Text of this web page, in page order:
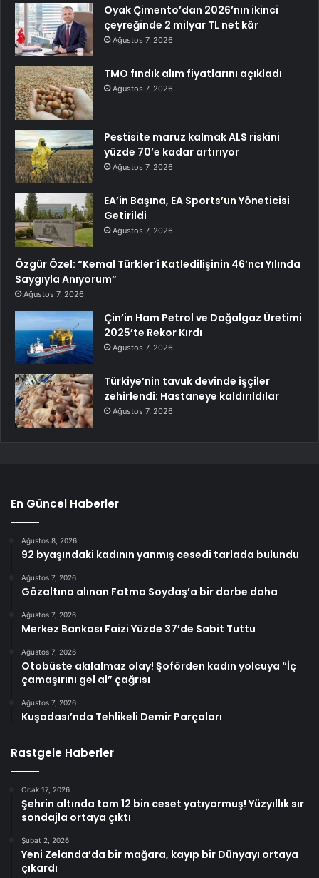
Oyak Çimento’dan 2026’nın ikinci
çeyreğinde 2 milyar TL net kâr
Ağustos 7, 2026
TMO fındık alım fiyatlarını açıkladı
Ağustos 7, 2026
Pestisite maruz kalmak ALS riskini
yüzde 70’e kadar artırıyor
Ağustos 7, 2026
EA’in Başına, EA Sports’un Yöneticisi
Getirildi
Ağustos 7, 2026
Özgür Özel: “Kemal Türkler’i Katledilişinin 46’ncı Yılında
Saygıyla Anıyorum”
Ağustos 7, 2026
Çin’in Ham Petrol ve Doğalgaz Üretimi
2025’te Rekor Kırdı
Ağustos 7, 2026
Türkiye’nin tavuk devinde işçiler
zehirlendi: Hastaneye kaldırıldılar
Ağustos 7, 2026
En Güncel Haberler
Ağustos 8, 2026
92 byaşındaki kadının yanmış cesedi tarlada bulundu
Ağustos 7, 2026
Gözaltına alınan Fatma Soydaş’a bir darbe daha
Ağustos 7, 2026
Merkez Bankası Faizi Yüzde 37’de Sabit Tuttu
Ağustos 7, 2026
Otobüste akılalmaz olay! Şoförden kadın yolcuya “İç
çamaşırını gel al” çağrısı
Ağustos 7, 2026
Kuşadası’nda Tehlikeli Demir Parçaları
Rastgele Haberler
Ocak 17, 2026
Şehrin altında tam 12 bin ceset yatıyormuş! Yüzyıllık sır
sondajla ortaya çıktı
Şubat 2, 2026
Yeni Zelanda’da bir mağara, kayıp bir Dünyayı ortaya
çıkardı